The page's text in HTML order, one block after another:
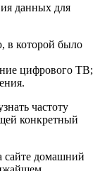
данных для
в которой было
цифрового ТВ;
частоту
конкретный
сайте домашний